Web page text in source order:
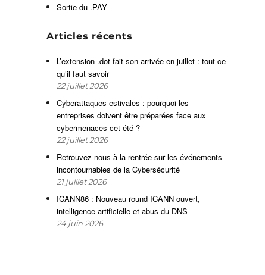
Sortie du .PAY
Articles récents
L’extension .dot fait son arrivée en juillet : tout ce
qu’il faut savoir
22 juillet 2026
Cyberattaques estivales : pourquoi les
entreprises doivent être préparées face aux
cybermenaces cet été ?
22 juillet 2026
Retrouvez-nous à la rentrée sur les événements
incontournables de la Cybersécurité
21 juillet 2026
ICANN86 : Nouveau round ICANN ouvert,
intelligence artificielle et abus du DNS
24 juin 2026